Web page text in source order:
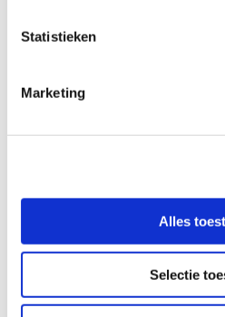
Statistieken
Marketing
Alles
Selectie
aanvraag te
Is je vraag